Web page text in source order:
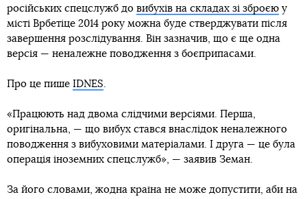
російських спецслужб до вибухів на складах зі зброєю у
місті Врбетіце 2014 року можна буде стверджувати після
завершення розслідування. Він зазначив, що є ще одна
версія — неналежне поводження з боєприпасами.
Про це пише IDNES.
«Працюють над двома слідчими версіями. Перша,
оригінальна, — що вибух стався внаслідок неналежного
поводження з вибуховими матеріалами. І друга — це була
операція іноземних спецслужб», — заявив Земан.
За його словами, жодна країна не може допустити, аби на